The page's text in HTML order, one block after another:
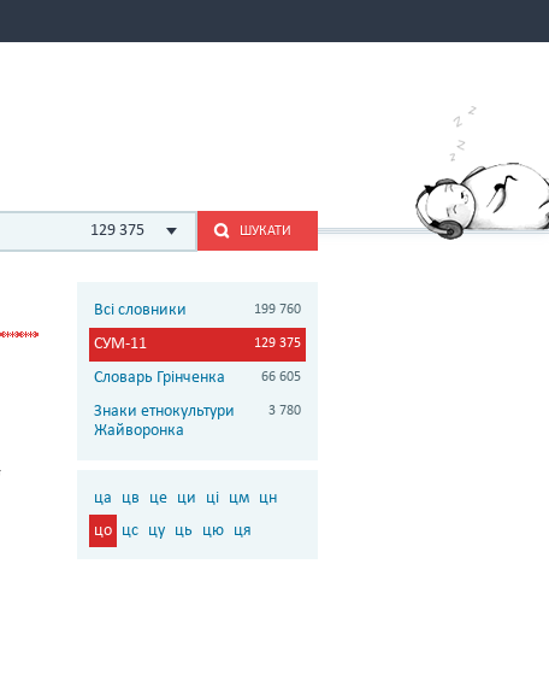
129 375 ШУКАТИ
Всі словники 199 760
СУМ-11 129 375
Словарь Грінченка 66 605
Знаки етнокультури
Жайворонка
3 780
ца цв це ци ці цм цн
цо цс цу ць цю ця